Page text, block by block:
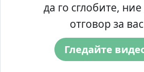
да го сглобите,
отговор за
Гледайте